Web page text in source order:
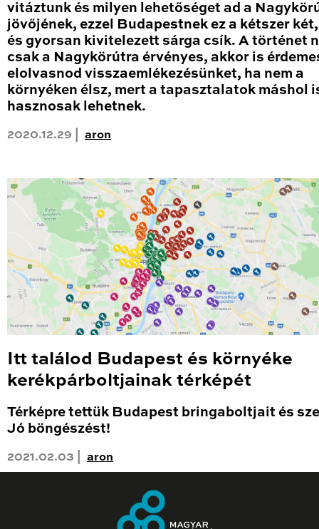
vitáztunk és milyen lehetőséget ad a
jövőjének, ezzel Budapestnek ez a kétszer
és gyorsan kivitelezett sárga csík. A történet
csak a Nagykörútra érvényes, akkor is
elolvasnod visszaemlékezésünket, ha nem a
környéken élsz, mert a tapasztalatok máshol
hasznosak lehetnek.
2020.12.29 | aron
Itt találod Budapest és környéke
kerékpárboltjainak térképét
Térképre tettük Budapest bringaboltjait és
Jó böngészést!
2021.02.03 | aron